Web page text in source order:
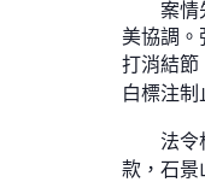
案情
美協調。
打消結節
白標注
法令
款，石景